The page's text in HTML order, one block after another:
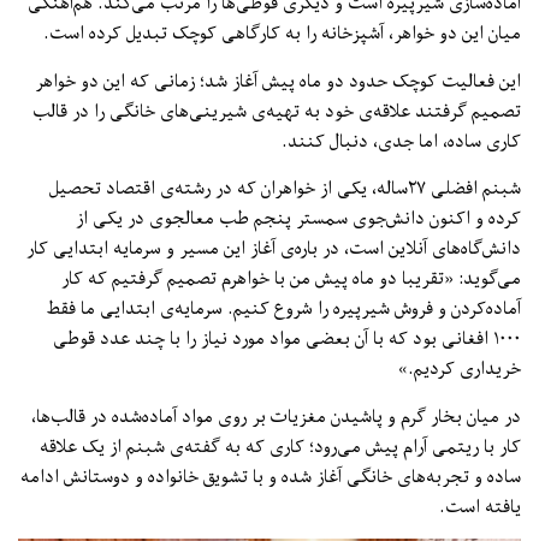
میان این دو خواهر، آشپزخانه را به کارگاهی کوچک تبدیل کرده است.
این فعالیت کوچک حدود دو ماه پیش آغاز شد؛ زمانی که این دو خواهر
تصمیم گرفتند علاقه‌ی خود به تهیه‌ی شیرینی‌های خانگی را در قالب
کاری ساده، اما جدی، دنبال کنند.
شبنم افضلی ۲۷ساله، یکی از خواهران که در رشته‌ی اقتصاد تحصیل
کرده و اکنون دانش‌جوی سمستر پنجم طب معالجوی در یکی از
دانش‌گاه‌های آنلاین است، در باره‌ی آغاز این مسیر و سرمایه ابتدایی کار
می‌گوید: «تقریبا دو ماه پیش من با خواهرم تصمیم گرفتیم که کار
آماده‌کردن و فروش شیرپیره را شروع کنیم. سرمایه‌ی ابتدایی ما فقط
۱۰۰۰ افغانی بود که با آن بعضی مواد مورد نیاز را با چند عدد قوطی
خریداری کردیم.»
در میان بخار گرم و پاشیدن مغزیات بر روی مواد آماده‌شده در قالب‌ها،
کار با ریتمی آرام پیش می‌رود؛ کاری که به گفته‌ی شبنم از یک علاقه
ساده و تجربه‌های خانگی آغاز شده و با تشویق خانواده و دوستانش ادامه
یافته است.